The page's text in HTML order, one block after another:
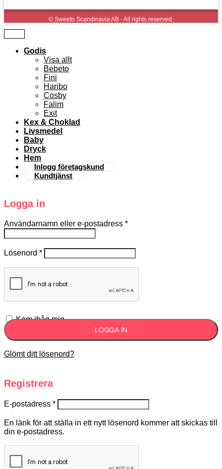
© Sweeto Scandinavia AB - All rights reserved.
Godis
Visa allt
Bebeto
Fini
Haribo
Cosby
Falim
Exit
Kex & Choklad
Livsmedel
Baby
Dryck
Hem
Inlogg företagskund
Kundtjänst
Logga in
Användarnamn eller e-postadress *
Lösenord *
Kom ihåg mig
LOGGA IN
Glömt ditt lösenord?
Registrera
E-postadress *
En länk för att ställa in ett nytt lösenord kommer att skickas till
din e-postadress.